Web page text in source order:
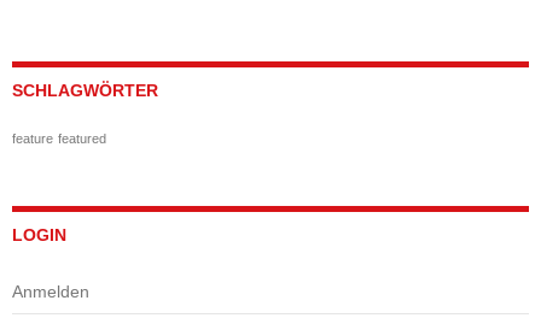
SCHLAGWÖRTER
feature featured
LOGIN
Anmelden